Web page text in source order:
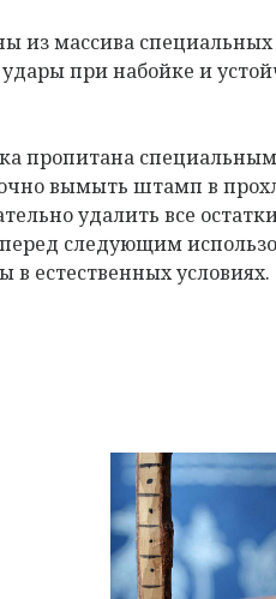
из массива
при набойке и
пропитана
вымыть штамп в
удалить все
следующим
естественных условиях.